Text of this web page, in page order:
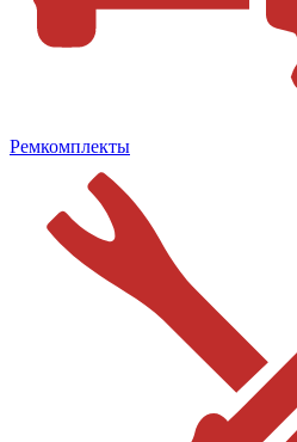
Ремкомплекты